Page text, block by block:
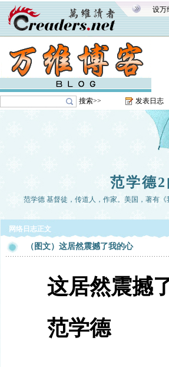
设万
搜索>> 发表日志
范学德
范学德 基督徒，传道人，作家。美国，著有
网络日志正文
（图文）这居然震撼了我的心
这居然震撼
范学德